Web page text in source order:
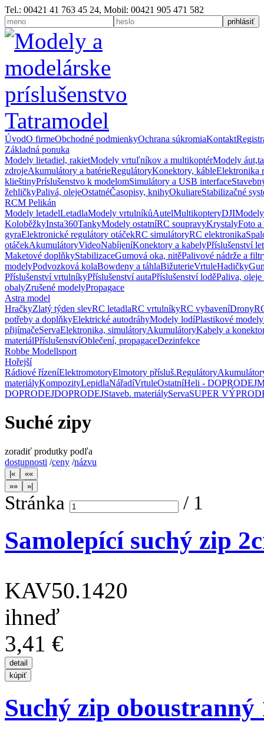
Tel.: 00421 41 763 45 24, Mobil: 00421 905 471 582
ÚvodO firmeObchodné podmienkyOchrana súkromiaKontakt
Základná ponuka
Modely lietadiel, rakietModely vrtuľníkov a multikoptérModely
zdrojeAkumulátory a batérieRegulátoryKonektory, kábleElektronika
klieštinyPríslušenstvo k modelomSimulátory a USB interface
žehličkyPalivá, olejeOstatnéČasopisy, knihyOkuliareStabilizačné
RCM Pelikán
Modely letadelLetadlaModely vrtulníkůAutelMultikopteryDJI
KoloběžkyInsta360TankyModely ostatníRC soupravyKrystalyFoto
gyraElektronické regulátory otáčekRC simulátoryRC elektronika
otáčekAkumulátoryVideoNabíjeníKonektory a kabelyPříslušenství
Maketové doplňkyStabilizaceGumová oka, nitěPalivové nádrže a
modelyPodvozková kolaBowdeny a táhlaBižuterieVrtuleHadičky
Příslušenství vrtulníkyPříslušenství autaPříslušenství loděPaliva, oleje
obalyZrušené modelyPropagace
Astra model
HračkyZlatý týden slevRC letadlaRC vrtulníkyRC vybaveníDrony
potřeby a doplňkyElektrické autodráhyModely lodíPlastikové modely
přijímačeServaElektronika, simulátoryAkumulátoryKabely a
materiálPříslušenstvíOblečení, propagaceDezinfekce
Robbe Modellsport
Hořejší
Rádiové řízeníElektromotoryElmotory přísluš.Regulátory
materiályKompozityLepidlaNářadíVrtuleOstatníHeli - DOPRODEJ
DOPRODEJDOPRODEJStaveb. materiályServaSUPER
Suché zipy
zoradiť produtky podľa
dostupnosti /ceny /názvu
Stránka / 1
Samolepící suchý zip
KAV50.1420
ihneď
3,41 €
Suchý zip oboustranný